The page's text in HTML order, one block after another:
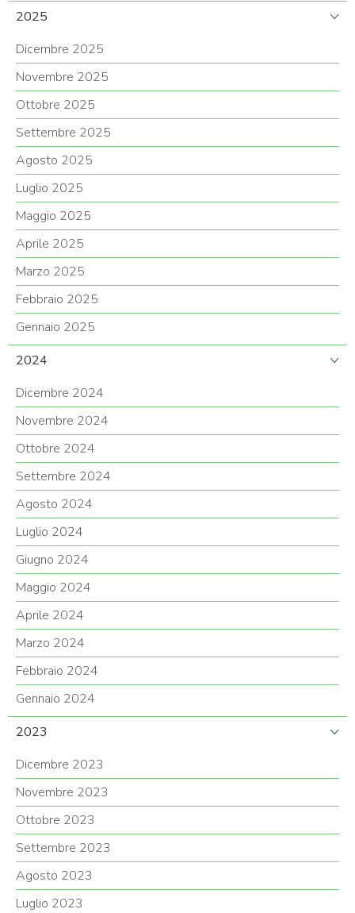
2025
Dicembre 2025
Novembre 2025
Ottobre 2025
Settembre 2025
Agosto 2025
Luglio 2025
Maggio 2025
Aprile 2025
Marzo 2025
Febbraio 2025
Gennaio 2025
2024
Dicembre 2024
Novembre 2024
Ottobre 2024
Settembre 2024
Agosto 2024
Luglio 2024
Giugno 2024
Maggio 2024
Aprile 2024
Marzo 2024
Febbraio 2024
Gennaio 2024
2023
Dicembre 2023
Novembre 2023
Ottobre 2023
Settembre 2023
Agosto 2023
Luglio 2023